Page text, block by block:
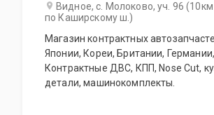
Видное, с. Молоково, уч. 96
по Каширскому ш.)
Магазин контрактных
Японии, Кореи, Британии,
Контрактные ДВС, КПП, Nose Cut,
детали, машинокомплекты.